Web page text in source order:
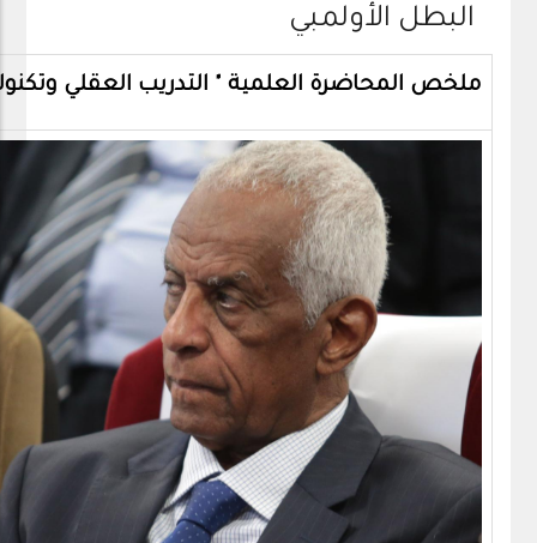
البطل الأولمبي
ملخص المحاضرة العلمية " التدريب العقلي